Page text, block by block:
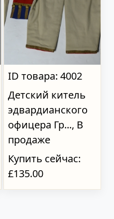
ID товара: 4002
Детский китель
эдвардианского
офицера Гр..., В
продаже
Купить сейчас:
£135.00